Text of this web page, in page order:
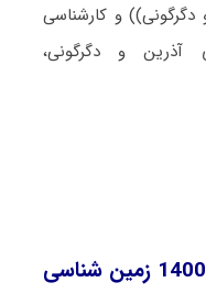
و کارشناسی
آذرین و دگرگونی،
سوالات و کلید آزمون دکتری 1400 زمین شناسی